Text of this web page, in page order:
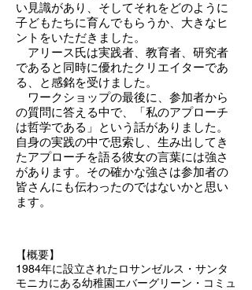
い見識があり、そしてそれをどのように
子どもたちに育んでもらうか、大きなヒ
ントをいただきました。
アリース氏は実践者、教育者、研究者
であると同時に優れたクリエイターであ
る、と感銘を受けました。
ワークショップの最後に、参加者から
の質問に答える中で、「私のアプローチ
は哲学である」という話がありました。
自身の実践の中で思索し、生み出してき
たアプローチを語る彼女の言葉には強さ
があります。その確かな強さは参加者の
皆さんにも伝わったのではないかと思い
ます。
【概要】
1984年に設立されたロサンゼルス・サンタ
モニカにある幼稚園エバーグリーン・コミュ